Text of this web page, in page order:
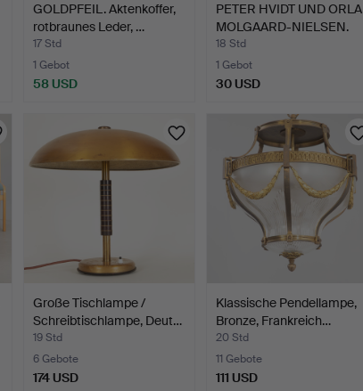
GOLDPFEIL. Aktenkoffer,
rotbraunes Leder, …
17 Std
1 Gebot
58 USD
PETER HVIDT UND ORLA
MOLGAARD-NIELSEN.
Fra…
18 Std
1 Gebot
30 USD
Große Tischlampe /
Schreibtischlampe, Deut…
19 Std
6 Gebote
174 USD
Klassische Pendellampe,
Bronze, Frankreich…
20 Std
11 Gebote
111 USD